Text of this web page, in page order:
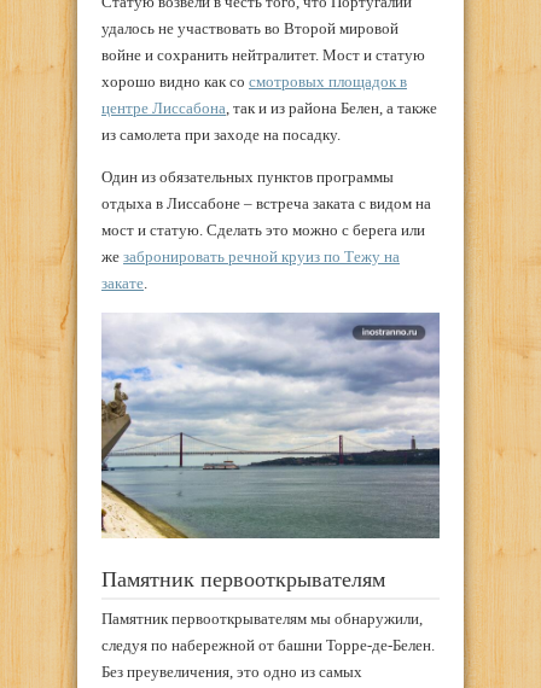
удалось не участвовать во Второй мировой
войне и сохранить нейтралитет. Мост и статую
хорошо видно как со смотровых площадок в
центре Лиссабона, так и из района Белен, а также
из самолета при заходе на посадку.
Один из обязательных пунктов программы
отдыха в Лиссабоне – встреча заката с видом на
мост и статую. Сделать это можно с берега или
же забронировать речной круиз по Тежу на
закате.
Памятник первооткрывателям
Памятник первооткрывателям мы обнаружили,
следуя по набережной от башни Торре-де-Белен.
Без преувеличения, это одно из самых